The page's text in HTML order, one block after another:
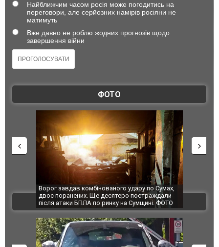
Найближчим часом росія може погодитись на
переговори, але серйозних намірів росіяни не
матимуть
Вже давно не роблю жодних прогнозів щодо
завершення війни
ФОТО
Ворог завдав комбінованого удару по Сумах,
двоє поранених. Ще десятеро постраждали
після атаки БПЛА по ринку на Сумщині. ФОТО
За 2000
склад
ВІДЕО